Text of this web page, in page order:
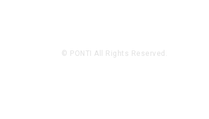
© PONTI All Rights Reserved.